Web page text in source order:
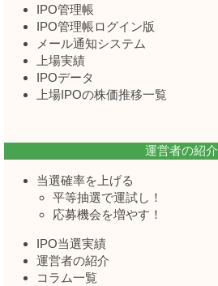
IPO管理帳
IPO管理帳ログイン版
メール通知システム
上場実績
IPOデータ
上場IPOの株価推移一覧
運営者の紹介
当選確率を上げる
平等抽選で運試し！
応募機会を増やす！
IPO当選実績
運営者の紹介
コラム一覧